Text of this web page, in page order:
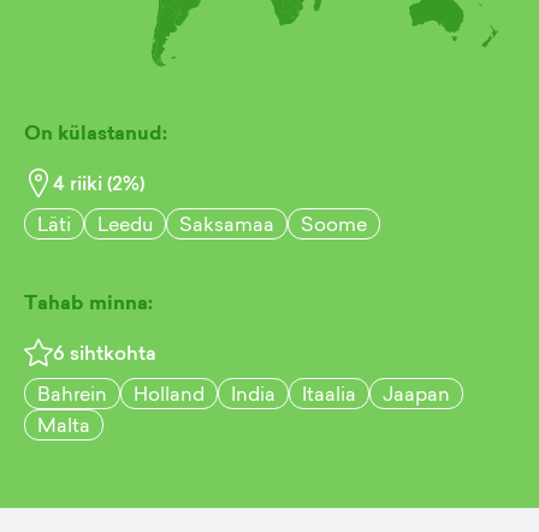
On külastanud:
4 riiki (2%)
Läti
Leedu Saksamaa Soome
Tahab minna:
6 sihtkohta
Bahrein
Holland India Itaalia
Jaapan
Malta